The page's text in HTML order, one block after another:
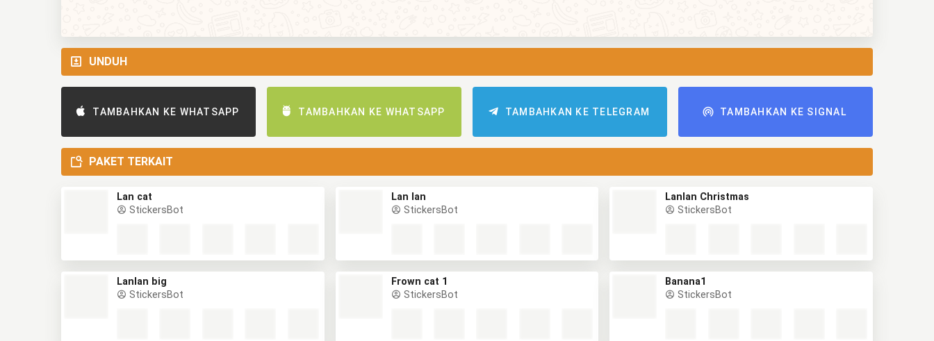
UNDUH
TAMBAHKAN KE WHATSAPP TAMBAHKAN KE WHATSAPP TAMBAHKAN KE TELEGRAM TAMBAHKAN KE SIGNAL
PAKET TERKAIT
Lan cat
StickersBot
Lan lan
StickersBot
Lanlan Christmas
StickersBot
Lanlan big
StickersBot
Frown cat 1
StickersBot
Banana1
StickersBot